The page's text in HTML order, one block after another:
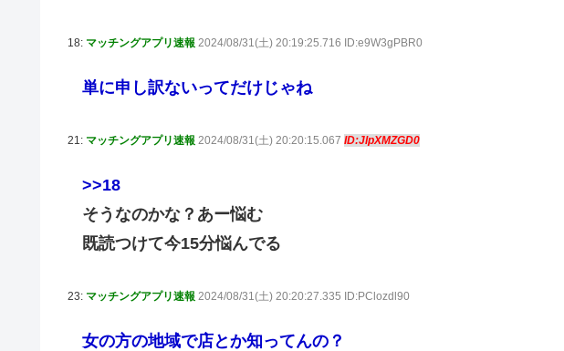
18: マッチングアプリ速報 2024/08/31(土) 20:19:25.716 ID:e9W3gPBR0
単に申し訳ないってだけじゃね
21: マッチングアプリ速報 2024/08/31(土) 20:20:15.067 ID:JlpXMZGD0
>>18
そうなのかな？あー悩む
既読つけて今15分悩んでる
23: マッチングアプリ速報 2024/08/31(土) 20:20:27.335 ID:PClozdl90
女の方の地域で店とか知ってんの？